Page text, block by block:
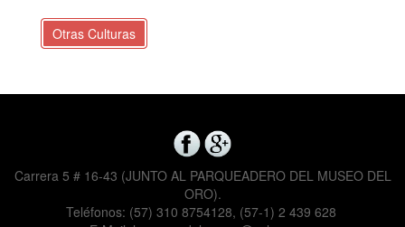
Otras Culturas
Carrera 5 # 16-43 (JUNTO AL PARQUEADERO DEL MUSEO DEL
ORO).
Teléfonos: (57) 310 8754128, (57-1) 2 439 628